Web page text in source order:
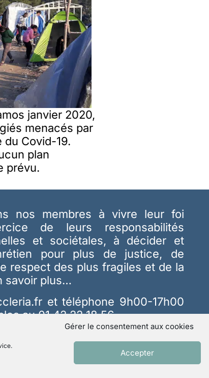
Gérer le consentement aux cookies
Accepter
janvier 2020,
menacés par
du Covid-19.
plan
prévu.
nos membres à vivre leur foi
de leurs responsabilités
et sociétales, à décider et
pour plus de justice, de
respect des plus fragiles et de la
savoir plus…
et téléphone 9h00-17h00
au 01 42 22 18 56